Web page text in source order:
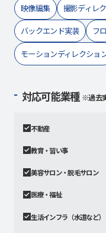
映像編集 撮影ディレ
バックエンド実装 フ
モーションディレクショ
対応可能業種 ※過去
不動産
教育・習い事
美容サロン・脱毛サロン
医療・福祉
生活インフラ（水道など）